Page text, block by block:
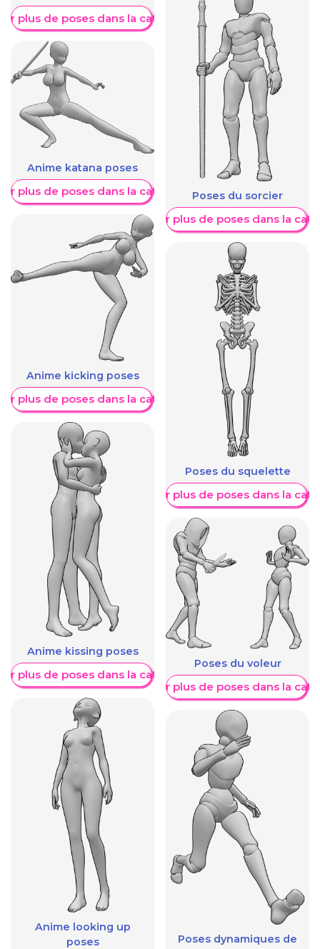
plus de poses dans la catégorie
Anime katana poses
plus de poses dans la catégorie
Anime kicking poses
plus de poses dans la catégorie
Anime kissing poses
plus de poses dans la catégorie
Anime looking up
poses
Poses du sorcier
Afficher plus de poses dans la
Poses du squelette
Afficher plus de poses dans la
Poses du voleur
Afficher plus de poses dans la
Poses dynamiques de